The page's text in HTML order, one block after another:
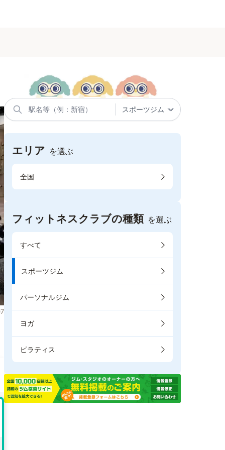
エリア を選ぶ
全国
フィットネスクラブの種類 を選ぶ
すべて
スポーツジム
パーソナルジム
ヨガ
ピラティス